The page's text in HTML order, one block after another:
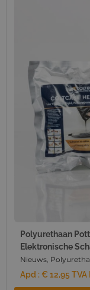
Polyurethaan
Elektronische
Nieuws,
Apd :€12,95TVA